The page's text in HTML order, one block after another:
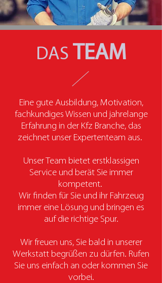
DAS TEAM
Eine gute Ausbildung, Motivation,
fachkundiges Wissen und jahrelange
Erfahrung in der Kfz Branche, das
zeichnet unser Expertenteam aus.
Unser Team bietet erstklassigen
Service und berät Sie immer
kompetent.
Wir finden für Sie und ihr Fahrzeug
immer eine Lösung und bringen es
auf die richtige Spur.
Wir freuen uns, Sie bald in unserer
Werkstatt begrüßen zu dürfen. Rufen
Sie uns einfach an oder kommen Sie
vorbei.